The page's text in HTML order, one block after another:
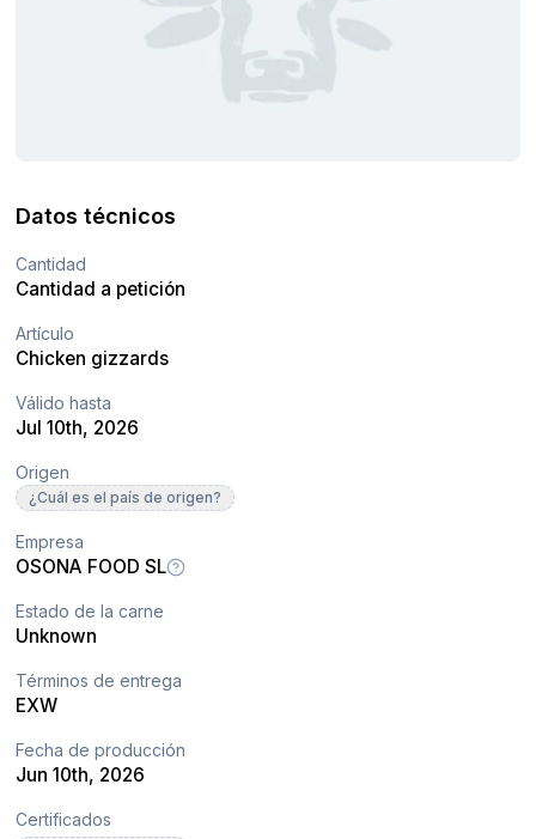
Datos técnicos
Cantidad
Cantidad a petición
Artículo
Chicken gizzards
Válido hasta
Jul 10th, 2026
Origen
¿Cuál es el país de origen?
Empresa
OSONA FOOD SL
Estado de la carne
Unknown
Términos de entrega
EXW
Fecha de producción
Jun 10th, 2026
Certificados